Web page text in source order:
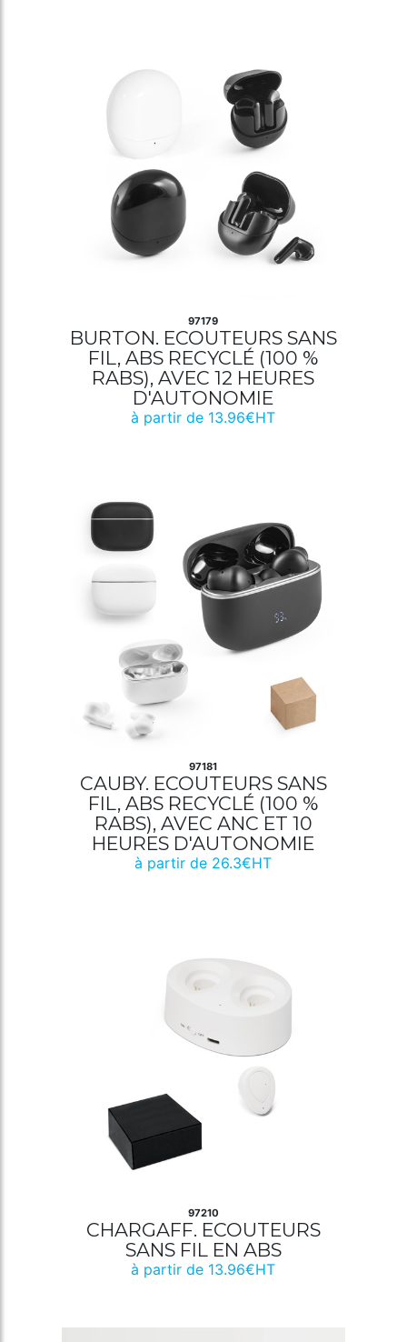
97179
BURTON. ECOUTEURS SANS
FIL, ABS RECYCLÉ (100 %
RABS), AVEC 12 HEURES
D'AUTONOMIE
à partir de 13.96€HT
97181
CAUBY. ECOUTEURS SANS
FIL, ABS RECYCLÉ (100 %
RABS), AVEC ANC ET 10
HEURES D'AUTONOMIE
à partir de 26.3€HT
97210
CHARGAFF. ECOUTEURS
SANS FIL EN ABS
à partir de 13.96€HT